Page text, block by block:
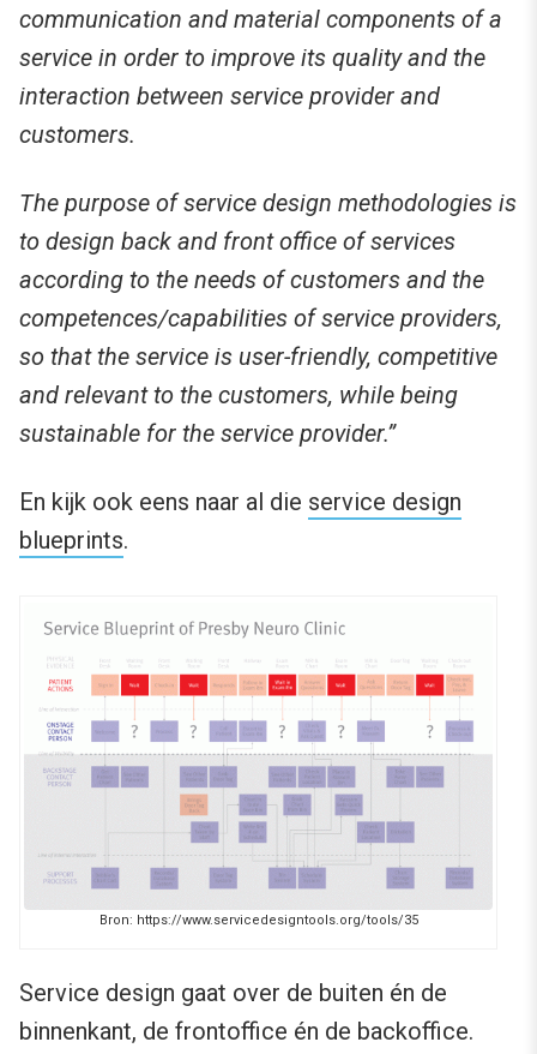
communication and material components of a
service in order to improve its quality and the
interaction between service provider and
customers.
The purpose of service design methodologies is
to design back and front office of services
according to the needs of customers and the
competences/capabilities of service providers,
so that the service is user-friendly, competitive
and relevant to the customers, while being
sustainable for the service provider.”
En kijk ook eens naar al die service design
blueprints.
Bron: https://www.servicedesigntools.org/tools/35
Service design gaat over de buiten én de
binnenkant, de frontoffice én de backoffice.